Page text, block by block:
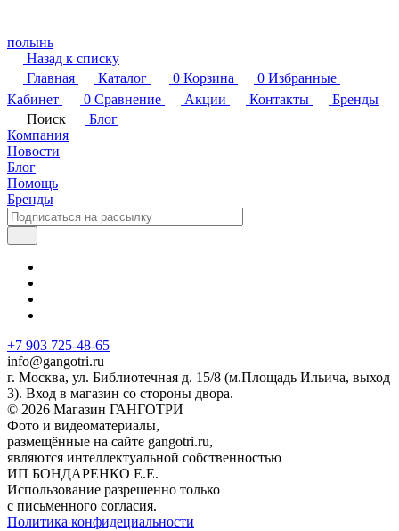
полынь
Назад к списку
Главная
Каталог 0 Корзина 0 Избранные
Кабинет
0 Сравнение Акции Контакты
Бренды
Поиск
Блог
Компания
Новости
Блог
Помощь
Бренды
+7 903 725-48-65
info@gangotri.ru
г. Москва, ул. Библиотечная д. 15/8 (м.Площадь Ильича, выход
3). Вход в магазин со стороны двора.
© 2026 Магазин ГАНГОТРИ
Фото и видеоматериалы,
размещённые на сайте gangotri.ru,
являются интеллектуальной собственностью
ИП БОНДАРЕНКО Е.Е.
Использование разрешенно только
с письменного согласия.
Политика конфидециальности